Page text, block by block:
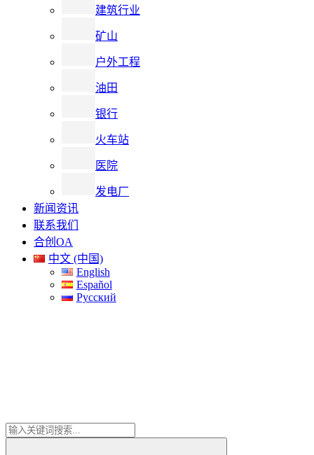
建筑行业
矿山
户外工程
油田
银行
火车站
医院
发电厂
新闻资讯
联系我们
合创OA
中文 (中国)
English
Español
Русский